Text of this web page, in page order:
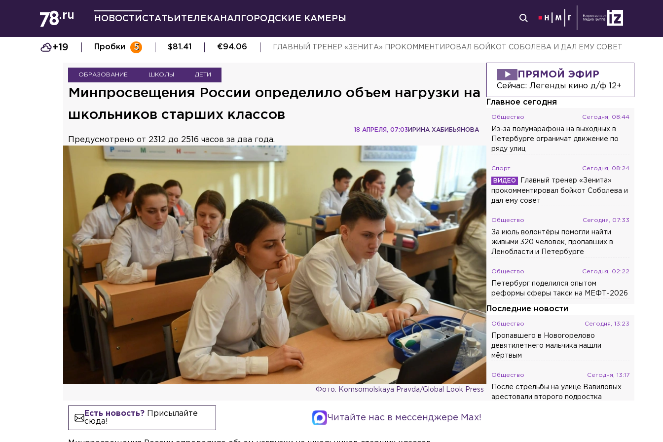
НОВОСТИ СТАТЬИ ТЕЛЕКАНАЛ ГОРОДСКИЕ КАМЕРЫ
+19 Пробки 5 $81.41 €94.06 ГЛАВНЫЙ ТРЕНЕР «ЗЕНИТА» ПРОКОММЕНТИРОВАЛ БОЙКОТ СОБОЛЕВА И ДАЛ ЕМУ СОВЕТ
ОБРАЗОВАНИЕ ШКОЛЫ ДЕТИ
Минпросвещения России определило объем нагрузки на
школьников старших классов
ИРИНА ХАБИБЬЯНОВА
18 АПРЕЛЯ, 07:03
Предусмотрено от 2312 до 2516 часов за два года.
Фото: Komsomolskaya Pravda/Global Look Press
Есть новость?Присылайте
сюда!
Читайте нас в мессенджере Max!
ПРЯМОЙ ЭФИР
Сейчас:Легенды кино д/ф 12+
Главное сегодня
Общество Сегодня, 08:44
Из-за полумарафона на выходных в
Петербурге ограничат движение по
ряду улиц
Спорт Сегодня, 08:24
Главный тренер «Зенита»
прокомментировал бойкот Соболева и
дал ему совет
Общество Сегодня, 07:33
За июль волонтёры помогли найти
живыми 320 человек, пропавших в
Ленобласти и Петербурге
Общество Сегодня, 02:22
Петербург поделился опытом
реформы сферы такси на МЕФТ-2026
Последние новости
Общество Сегодня, 13:23
Пропавшего в Новогорелово
девятилетнего мальчика нашли
мёртвым
Общество Сегодня, 13:17
После стрельбы на улице Вавиловых
арестовали второго подростка